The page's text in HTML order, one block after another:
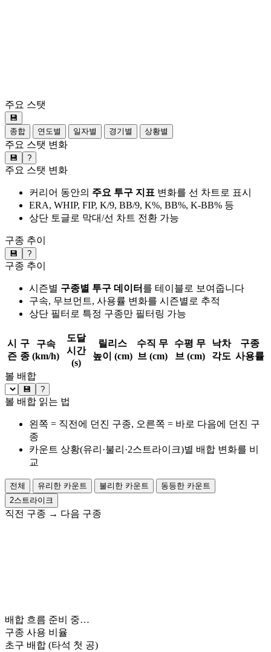
주요 스탯
💾
종합
연도별 일자별 경기별 상황별
주요 스탯 변화
💾 ?
주요 스탯 변화
커리어 동안의 주요 투구 지표 변화를 선 차트로 표시
ERA, WHIP, FIP, K/9, BB/9, K%, BB%, K-BB% 등
상단 토글로 막대/선 차트 전환 가능
구종 추이
💾 ?
구종 추이
시즌별 구종별 투구 데이터 를 테이블로 보여줍니다
구속, 무브먼트, 사용률 변화를 시즌별로 추적
상단 필터로 특정 구종만 필터링 가능
시
즌
구
종
구속
(km/h)
도달
시간
(s)
릴리스
높이 (cm)
수직 무
브 (cm)
수평 무
브 (cm)
낙차
각도
구종
사용률
볼 배합
💾 ?
볼 배합 읽는 법
왼쪽 = 직전에 던진 구종, 오른쪽 = 바로 다음에 던진 구
종
카운트 상황(유리·불리·2스트라이크)별 배합 변화를 비
교
전체 유리한 카운트 불리한 카운트
동등한 카운트
2스트라이크
직전 구종 → 다음 구종
배합 흐름 준비 중…
구종 사용 비율
초구 배합 (타석 첫 공)